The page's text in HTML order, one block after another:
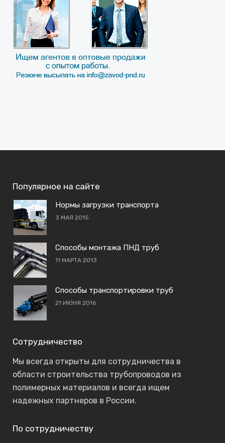
Популярное на сайте
Нормы загрузки транспорта
3 МАЯ 2015
Способы монтажа ПНД труб
11 МАРТА 2013
Способы транспортировки труб
21 ИЮНЯ 2016
Сотрудничество
Мы всегда открыты для сотрудничества в
области строительства трубопроводов из
полимерных материалов и всегда ищем
надежных партнеров в России.
По сотрудничеству